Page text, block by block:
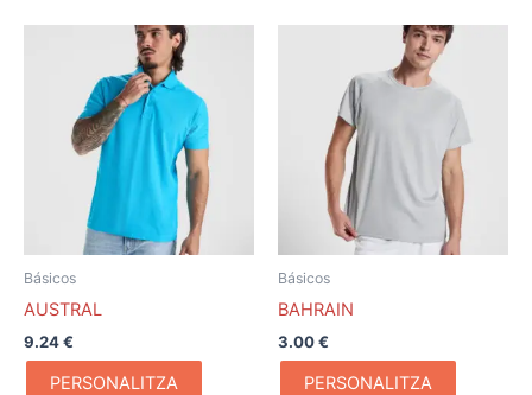
Básicos
AUSTRAL
9.24€
PERSONALITZA
Básicos
BAHRAIN
3.00€
PERSONALITZA